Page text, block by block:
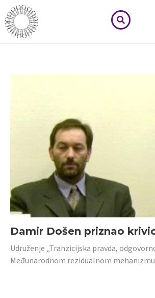
Damir Došen priznao
Udruženje „Tranzicijska pravda,
Međunarodnom rezidualnom